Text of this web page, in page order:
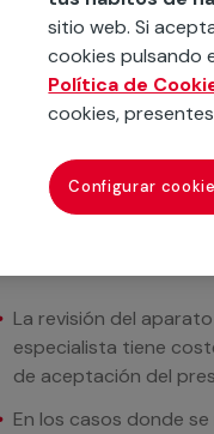
Podemos ofrecer
materiales,
cuando te llamemos.
La revisión del
especialista tiene
de aceptación del
En los casos donde
sitio web. Si
cookies pulsando
Política de
cookies,
Configurar